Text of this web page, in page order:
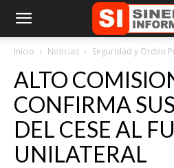
Inicio Noticias Seguridad y Orden
ALTO
CONFIRMA
DEL CESE AL
UNILATERAL